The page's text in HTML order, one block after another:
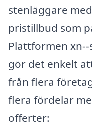
stenläggare
pristillbud som
Plattformen
gör det enkelt
från flera
flera fördelar
offerter: